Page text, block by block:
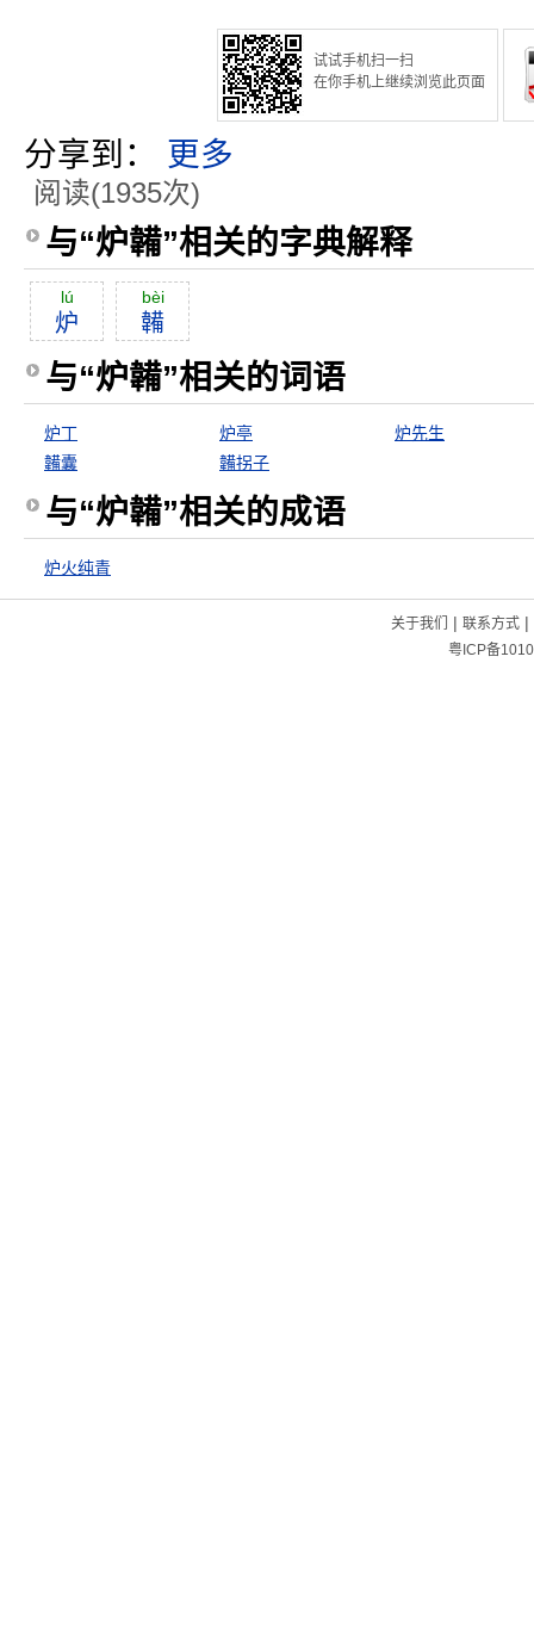
试试手机扫一扫
在你手机上继续浏览此页面
分享到： 更多
阅读(1935次)
与“炉韛”相关的字典解释
lú
炉
bèi
韛
与“炉韛”相关的词语
炉丁 炉亭
炉先生
韛囊
韛拐子
与“炉韛”相关的成语
炉火纯青
关于我们 | 联系方式|
粤ICP备